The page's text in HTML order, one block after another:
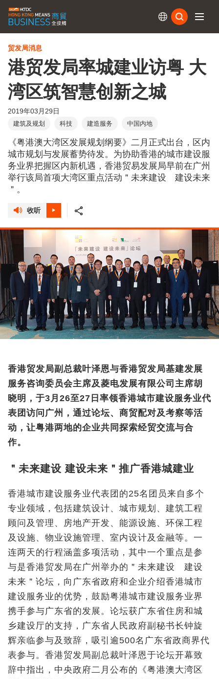
贸发局消息
港贸发局率城建业访粤 大
湾区筑智慧创新之城
2019年03月29日
建筑及规划 科技 建造服务 中国内地
《粤港澳大湾区发展规划纲要》二月正式出台，区内
城市规划与发展蓄势待发。为协助香港的城市建设服
务业界把握区内新机遇，香港贸易发展局早前在广州
举行该局首项大湾区重点活动＂未来建设 建设未来
＂。
收听
香港贸发局副总裁叶泽恩与香港贸发局基建发展
服务咨询委员会主席及菱电发展有限公司主席胡
晓明，于3月26至27日率领香港城市建设服务业代
表团访问广州，通过论坛、商贸配对及考察等活
动，让粤港两地的企业共同探索经贸交流与合
作。
＂未来建设 建设未来＂推广香港城建业
香港城市建设服务业代表团的25名团员来自多个
专业领域，包括建筑设计、城市规划、建筑工程
顾问及管理、房地产开发、能源设施、环保工程
及设施、物业设施管理、室内设计及金融等。一
连两天的行程涵盖多项活动，其中一个重点是参
与是香港贸发局在广州举办的＂未来建设 建设
未来＂论坛，向广东省政府和企业介绍香港城市
建设服务业的优势，鼓励粤港城市建设服务业界
携手参与广东省的发展。论坛获广东省住房和城
乡建设厅的支持，广东省人民政府副秘书长钟旋
辉亲临参与及致辞，吸引逾500名广东省政商界代
表参与。香港贸发局副总裁叶泽恩于论坛开幕致
辞中指出，中央政府二月公布的《粤港澳大湾区